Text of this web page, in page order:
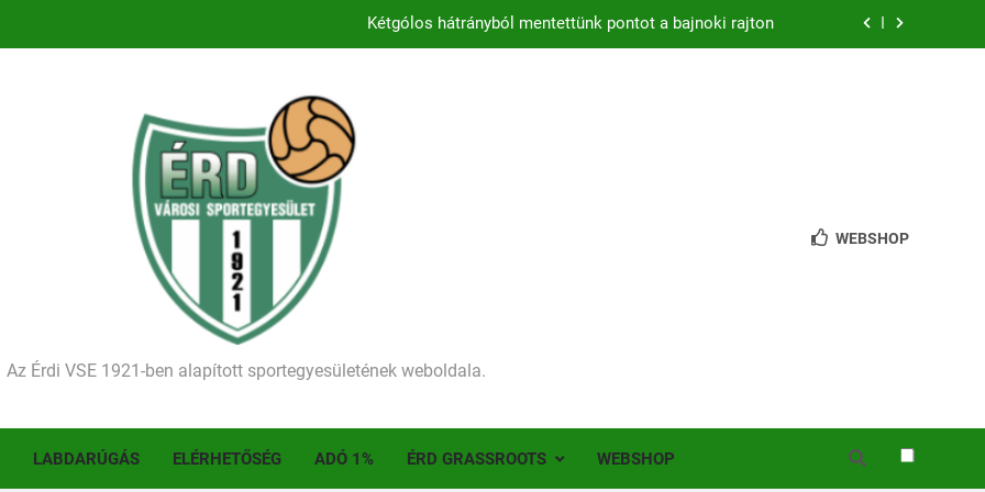
Kétgólos hátrányból mentettünk pontot a bajnoki rajton
Történelmet írt az I. Érdi Football Fesztivál – több mint 200 játékos lépett pályára Érden
Ellenfelünk visszalépése miatt játék nélkül jutottunk tovább a MOL Magyar Kupában
Kezdődik a 2026–2027-es szezon – hazai pályán rajtol az Érdi VSE!
Történelmet írt az I. Érdi Football Fesztivál – több mint 200 játékos lépett pályára Érden
Az Érdi VSE 1921-ben alapított sportegyesületének weboldala.
WEBSHOP
LABDARÚGÁS ELÉRHETŐSÉG ADÓ 1% ÉRD GRASSROOTS WEBSHOP